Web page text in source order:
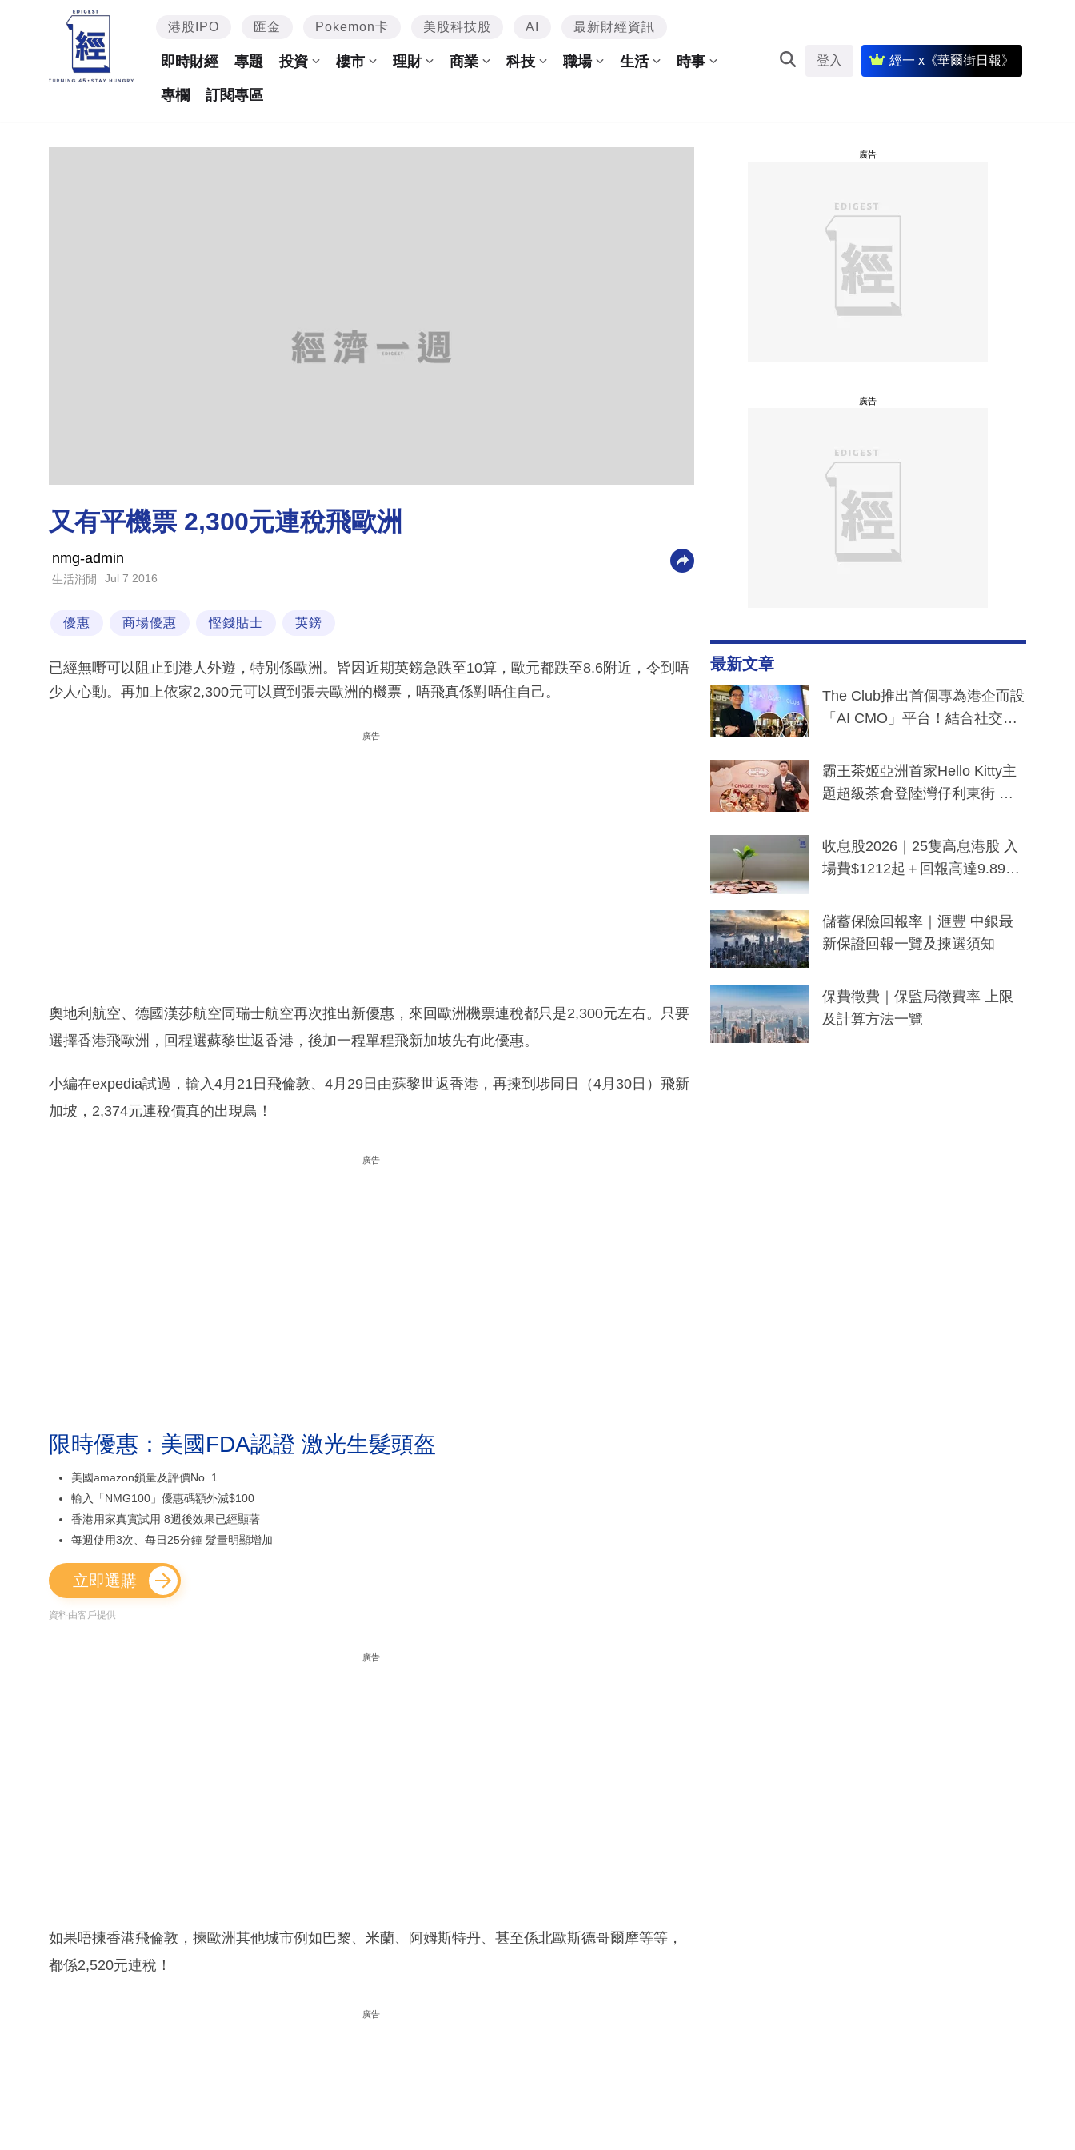
港股IPO 匯金 Pokemon卡 美股科技股 AI 最新財經資訊
即時財經 專題 投資 樓市 理財 商業 科技 職場 生活 時事
專欄 訂閱專區
登入 經一 x《華爾街日報》
又有平機票 2,300元連稅飛歐洲
nmg-admin
生活消閒 Jul 7 2016
優惠 商場優惠 慳錢貼士 英鎊
已經無嘢可以阻止到港人外遊，特別係歐洲。皆因近期英鎊急跌至10算，歐元都跌至8.6附近，令到唔
少人心動。再加上依家2,300元可以買到張去歐洲的機票，唔飛真係對唔住自己。
廣告
奧地利航空、德國漢莎航空同瑞士航空再次推出新優惠，來回歐洲機票連稅都只是2,300元左右。只要
選擇香港飛歐洲，回程選蘇黎世返香港，後加一程單程飛新加坡先有此優惠。
小編在expedia試過，輸入4月21日飛倫敦、4月29日由蘇黎世返香港，再揀到埗同日（4月30日）飛新
加坡，2,374元連稅價真的出現鳥！
廣告
限時優惠：美國FDA認證 激光生髮頭盔
美國amazon鎖量及評價No. 1
輸入「NMG100」優惠碼額外減$100
香港用家真實試用 8週後效果已經顯著
每週使用3次、每日25分鐘 髮量明顯增加
立即選購
資料由客戶提供
廣告
如果唔揀香港飛倫敦，揀歐洲其他城市例如巴黎、米蘭、阿姆斯特丹、甚至係北歐斯德哥爾摩等等，
都係2,520元連稅！
廣告
廣告
廣告
最新文章
The Club推出首個專為港企而設
「AI CMO」平台！結合社交聆
分鐘生成「貼地」宣傳短片
霸王茶姬亞洲首家Hello Kitty主
題超級茶倉登陸灣仔利東街 推
y及香港限定特調系列
收息股2026｜25隻高息港股 入
場費$1212起＋回報高達9.89
儲蓄保險回報率｜滙豐 中銀最
新保證回報一覽及揀選須知
保費徵費｜保監局徵費率 上限
及計算方法一覽